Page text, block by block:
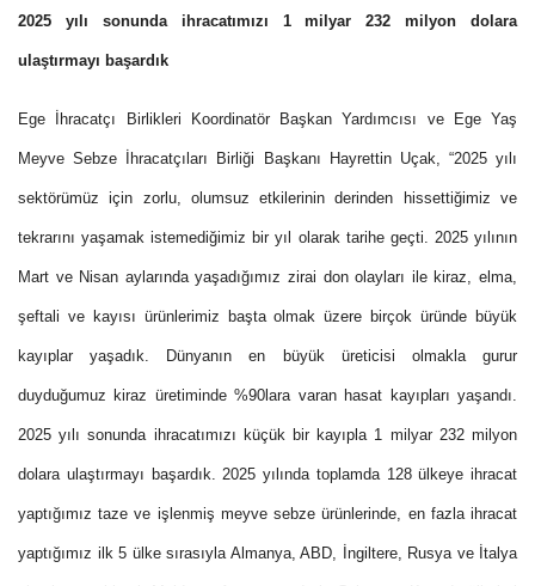
2025 yılı sonunda ihracatımızı 1 milyar 232 milyon dolara
ulaştırmayı başardık
Ege İhracatçı Birlikleri Koordinatör Başkan Yardımcısı ve Ege Yaş
Meyve Sebze İhracatçıları Birliği Başkanı Hayrettin Uçak, “2025 yılı
sektörümüz için zorlu, olumsuz etkilerinin derinden hissettiğimiz ve
tekrarını yaşamak istemediğimiz bir yıl olarak tarihe geçti. 2025 yılının
Mart ve Nisan aylarında yaşadığımız zirai don olayları ile kiraz, elma,
şeftali ve kayısı ürünlerimiz başta olmak üzere birçok üründe büyük
kayıplar yaşadık. Dünyanın en büyük üreticisi olmakla gurur
duyduğumuz kiraz üretiminde %90lara varan hasat kayıpları yaşandı.
2025 yılı sonunda ihracatımızı küçük bir kayıpla 1 milyar 232 milyon
dolara ulaştırmayı başardık.2025 yılında toplamda 128 ülkeye ihracat
yaptığımız taze ve işlenmiş meyve sebze ürünlerinde, en fazla ihracat
yaptığımız ilk 5 ülke sırasıyla Almanya, ABD, İngiltere, Rusya ve İtalya